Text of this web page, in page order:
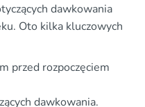
dawkowania
Oto kilka kluczowych
przed rozpoczęciem
dawkowania.